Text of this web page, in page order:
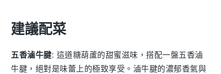
建議配菜
五香滷牛腱: 這道糖葫蘆的甜蜜滋味，搭配一盤五香滷
牛腱 ，絕對是味蕾上的極致享受。滷牛腱的濃郁香氣與